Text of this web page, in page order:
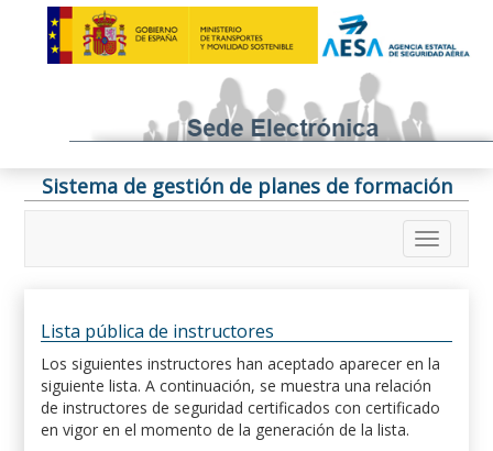
Sistema de gestión de planes de formación
Lista pública de instructores
Los siguientes instructores han aceptado aparecer en la
siguiente lista. A continuación, se muestra una relación
de instructores de seguridad certificados con certificado
en vigor en el momento de la generación de la lista.